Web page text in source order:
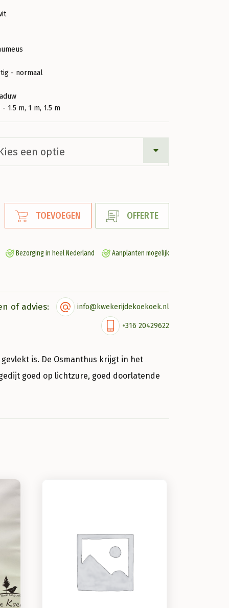
- normaal
- 1.5 m, 1 m, 1.5 m
TOEVOEGEN OFFERTE
Bezorging in heel Nederland Aanplanten mogelijk
of advies: info@kwekerijdekoekoek.nl
+316 20429622
is. De Osmanthus krijgt in het
goed op lichtzure, goed doorlatende